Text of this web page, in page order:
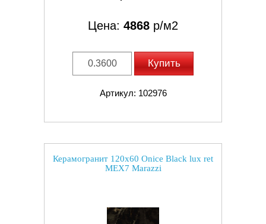
Цена: 4868 р/м2
Купить
Артикул: 102976
Керамогранит 120x60 Onice Black lux ret
MEX7 Marazzi